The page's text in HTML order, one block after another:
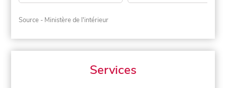
Source - Ministère de l'intérieur
Services